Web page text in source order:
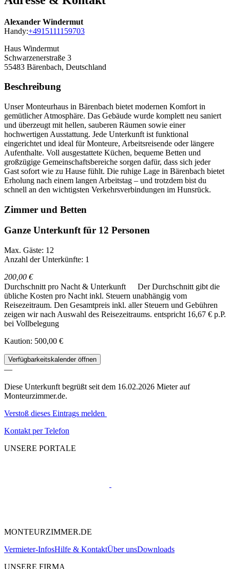
Alexander Windermut
Handy:+4915111159703
Haus Windermut
Schwarzenerstraße 3
55483 Bärenbach, Deutschland
Beschreibung
Unser Monteurhaus in Bärenbach bietet modernen Komfort in
gemütlicher Atmosphäre. Das Gebäude wurde komplett neu saniert
und überzeugt mit hellen, sauberen Räumen sowie einer
hochwertigen Ausstattung. Jede Unterkunft ist funktional
eingerichtet und ideal für Monteure, Arbeitsreisende oder längere
Aufenthalte. Voll ausgestattete Küchen, bequeme Betten und
großzügige Gemeinschaftsbereiche sorgen dafür, dass sich jeder
Gast sofort wie zu Hause fühlt. Die ruhige Lage in Bärenbach bietet
Erholung nach einem langen Arbeitstag – und trotzdem bist du
schnell an den wichtigsten Verkehrsverbindungen im Hunsrück.
Zimmer und Betten
Ganze Unterkunft für 12 Personen
Max. Gäste: 12
Anzahl der Unterkünfte: 1
200,00 €
Durchschnitt pro Nacht & Unterkunft
Der Durchschnitt gibt die
übliche Kosten pro Nacht inkl. Steuern unabhängig vom
Reisezeitraum. Den Gesamtpreis inkl. aller Steuern und Gebühren
zeigen wir nach Auswahl des Reisezeitraums. entspricht 16,67 € p.P.
bei Vollbelegung
Kaution: 500,00 €
Verfügbarkeitskalender öffnen
—
Diese Unterkunft begrüßt seit dem 16.02.2026 Mieter auf
Monteurzimmer.de.
Verstoß dieses Eintrags melden
Kontakt per Telefon
UNSERE PORTALE
MONTEURZIMMER.DE
Vermieter-InfosHilfe & KontaktÜber unsDownloads
UNSERE FIRMA